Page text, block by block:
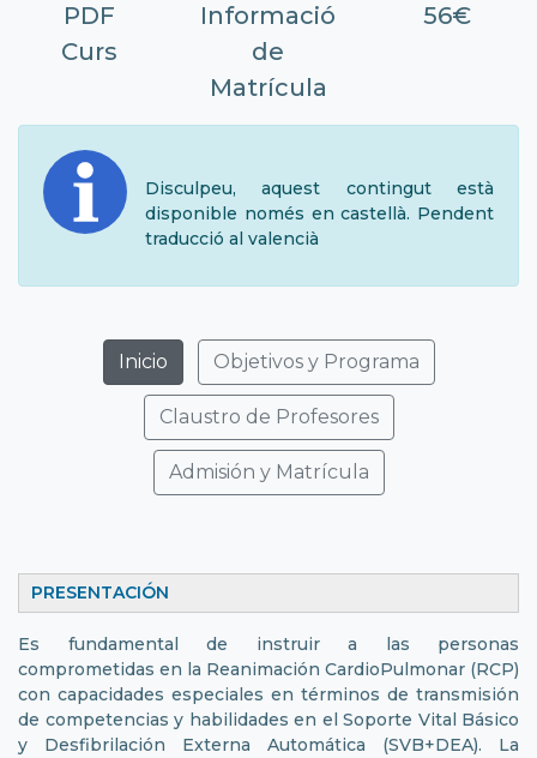
PDF
Curs
Informació
de
Matrícula
56€
Disculpeu, aquest contingut està
disponible només en castellà. Pendent
traducció al valencià
Inicio Objetivos y Programa
Claustro de Profesores
Admisión y Matrícula
PRESENTACIÓN
Es fundamental de instruir a las personas
comprometidas en la Reanimación CardioPulmonar (RCP)
con capacidades especiales en términos de transmisión
de competencias y habilidades en el Soporte Vital Básico
y Desfibrilación Externa Automática (SVB+DEA). La